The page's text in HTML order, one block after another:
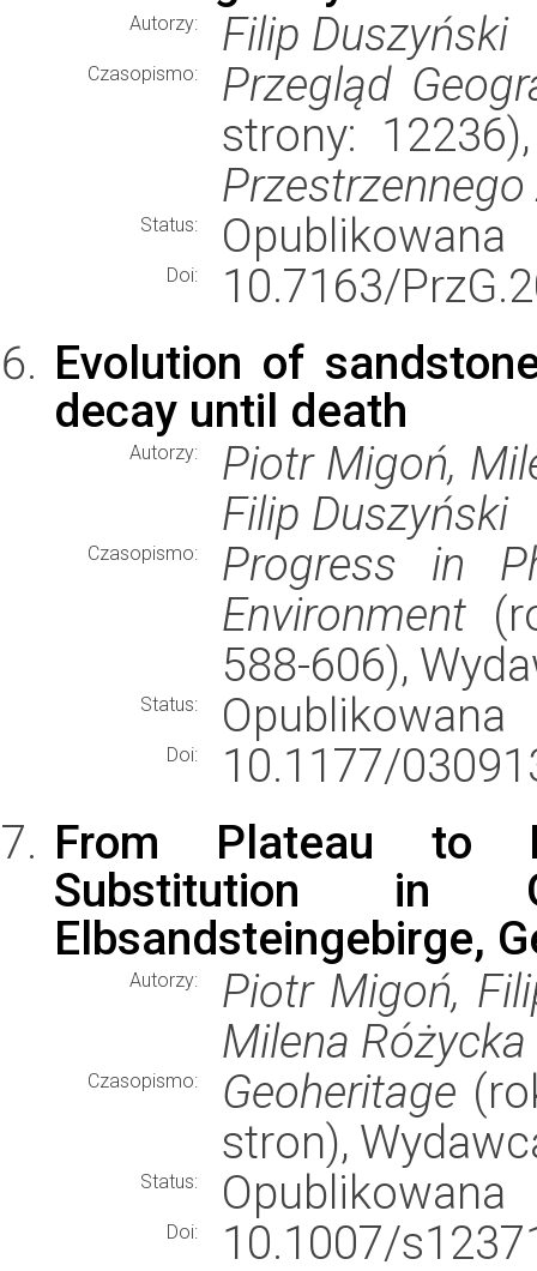
Autorzy: Filip Duszyński
Czasopismo:
Przegląd
strony:
Status: Opublikowana
Doi:
10.7163/
Evolution of
decay until death
Autorzy:
Piotr Migoń,
Filip Duszyński
Czasopismo:
Progress in
Environment
588-606),
Status: Opublikowana
Doi:
10.1177/
From Plateau to
Substitution in
Elbsandsteingebirge,
Autorzy:
Piotr Migoń,
Milena Różycka
Czasopismo: Geoheritage
stron),
Status: Opublikowana
Doi:
10.1007/